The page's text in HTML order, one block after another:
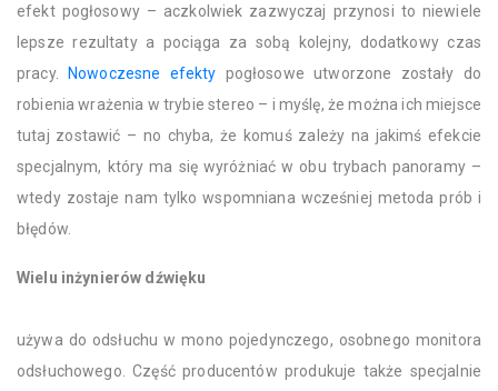
efekt pogłosowy – aczkolwiek zazwyczaj przynosi to niewiele
lepsze rezultaty a pociąga za sobą kolejny, dodatkowy czas
pracy.
Nowoczesne efekty pogłosowe utworzone zostały do
robienia wrażenia w trybie stereo – i myślę, że można ich miejsce
tutaj zostawić – no chyba, że komuś zależy na jakimś efekcie
specjalnym, który ma się wyróżniać w obu trybach panoramy –
wtedy zostaje nam tylko wspomniana wcześniej metoda prób i
błędów.
Wielu inżynierów dźwięku
używa do odsłuchu w mono pojedynczego, osobnego monitora
odsłuchowego. Część producentów produkuje także specjalnie